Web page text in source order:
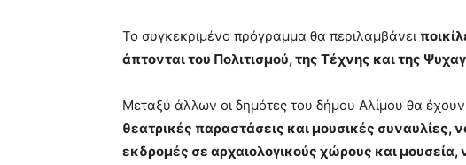
Το συγκεκριμένο πρόγραμμα θα περιλαμβάνει
άπτονται του Πολιτισμού, της Τέχνης και της
Μεταξύ άλλων οι δημότες του δήμου Αλίμου θα
θεατρικές παραστάσεις και μουσικές συναυλίες,
εκδρομές σε αρχαιολογικούς χώρους και